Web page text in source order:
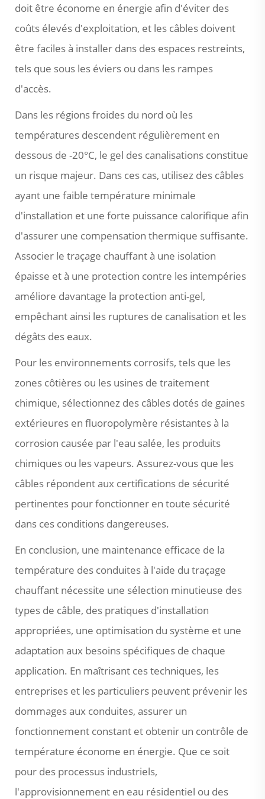
doit être économe en énergie afin d'éviter des
coûts élevés d'exploitation, et les câbles doivent
être faciles à installer dans des espaces restreints,
tels que sous les éviers ou dans les rampes
d'accès.
Dans les régions froides du nord où les
températures descendent régulièrement en
dessous de -20°C, le gel des canalisations constitue
un risque majeur. Dans ces cas, utilisez des câbles
ayant une faible température minimale
d'installation et une forte puissance calorifique afin
d'assurer une compensation thermique suffisante.
Associer le traçage chauffant à une isolation
épaisse et à une protection contre les intempéries
améliore davantage la protection anti-gel,
empêchant ainsi les ruptures de canalisation et les
dégâts des eaux.
Pour les environnements corrosifs, tels que les
zones côtières ou les usines de traitement
chimique, sélectionnez des câbles dotés de gaines
extérieures en fluoropolymère résistantes à la
corrosion causée par l'eau salée, les produits
chimiques ou les vapeurs. Assurez-vous que les
câbles répondent aux certifications de sécurité
pertinentes pour fonctionner en toute sécurité
dans ces conditions dangereuses.
En conclusion, une maintenance efficace de la
température des conduites à l'aide du traçage
chauffant nécessite une sélection minutieuse des
types de câble, des pratiques d'installation
appropriées, une optimisation du système et une
adaptation aux besoins spécifiques de chaque
application. En maîtrisant ces techniques, les
entreprises et les particuliers peuvent prévenir les
dommages aux conduites, assurer un
fonctionnement constant et obtenir un contrôle de
température économe en énergie. Que ce soit
pour des processus industriels,
l'approvisionnement en eau résidentiel ou des